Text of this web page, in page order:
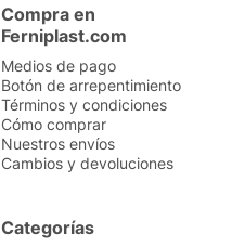
Compra en
Ferniplast.com
Medios de pago
Botón de arrepentimiento
Términos y condiciones
Cómo comprar
Nuestros envíos
Cambios y devoluciones
Categorías